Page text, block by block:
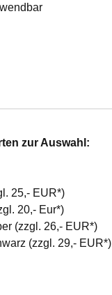
zur Auswahl:
25,- EUR*)
20,- Eur*)
(zzgl. 26,- EUR*)
(zzgl. 29,- EUR*)